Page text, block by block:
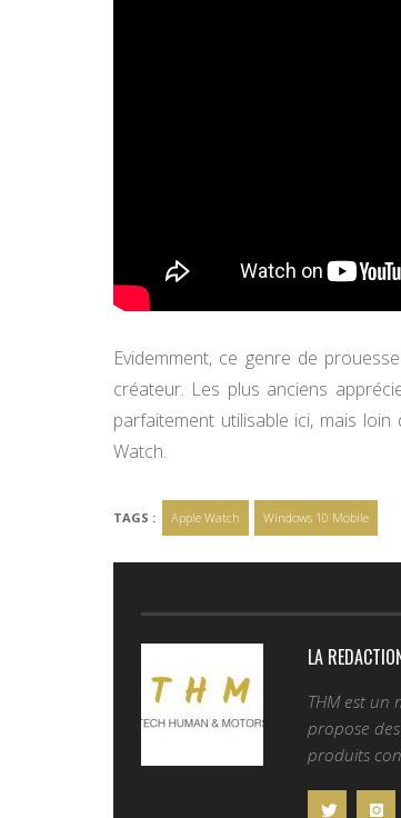
Evidemment, ce genre de
créateur. Les plus anciens
parfaitement utilisable ici, mais loin
Watch.
TAGS : Apple Watch Windows 10 Mobile
LA
THM est un
propose
produits